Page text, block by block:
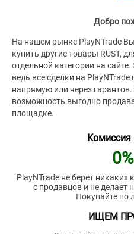
Добро
На нашем рынке PlayNTrade
купить другие товары RUST,
отдельной категории на
ведь все сделки на
напрямую или через гарантов.
возможность выгодно
площадке.
PlayNTrade не берет никаких
с продавцов и не делает
Покупайте по
ИЩЕМ